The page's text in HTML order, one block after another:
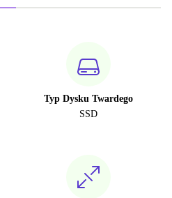
Typ Dysku Twardego
SSD